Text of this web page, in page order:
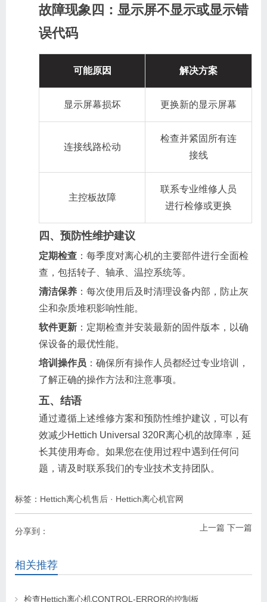
故障现象四：显示屏不显示或显示错
误代码
可能原因 解决方案
显示屏幕损坏 更换新的显示屏幕
连接线路松动
检查并紧固所有连
接线
主控板故障
联系专业维修人员
进行检修或更换
四、预防性维护建议
定期检查 ：每季度对离心机的主要部件进行全面检
查，包括转子、轴承、温控系统等。
清洁保养 ：每次使用后及时清理设备内部，防止灰
尘和杂质堆积影响性能。
软件更新 ：定期检查并安装最新的固件版本，以确
保设备的最优性能。
培训操作员 ：确保所有操作人员都经过专业培训，
了解正确的操作方法和注意事项。
五、结语
通过遵循上述维修方案和预防性维护建议，可以有
效减少Hettich Universal 320R离心机的故障率，延
长其使用寿命。如果您在使用过程中遇到任何问
题，请及时联系我们的专业技术支持团队。
标签： Hettich离心机售后 · Hettich离心机官网
上一篇 下一篇
分享到：
相关推荐
检查Hettich离心机CONTROL-ERROR的控制板